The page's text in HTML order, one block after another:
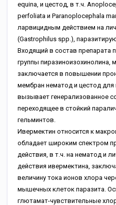
equina, и цестод, в т.ч.
perfoliata и Paranoplocephala
ларвицидным действием на
(Gastrophilus spp.),
Входящий в состав препарата
группы пиразиноизохинолина,
заключается в повышении
мембран нематод и цестод для
вызывает генерализованное
переходящее в стойкий
гельминтов.
Ивермектин относится к
обладает широким спектром
действия, в т.ч. на нематод и
действия ивермектина,
величину тока ионов хлора
мышечных клеток паразита.
глютамат-чувствительные